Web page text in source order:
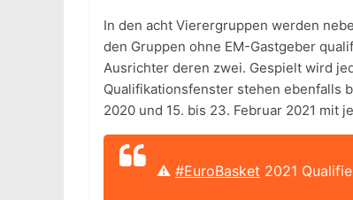
In den acht Vierergruppen werden
den Gruppen ohne EM-Gastgeber
Ausrichter deren zwei. Gespielt wird
Qualifikationsfenster stehen ebenfalls
2020 und 15. bis 23. Februar 2021 mit
⚠ #EuroBasket 2021